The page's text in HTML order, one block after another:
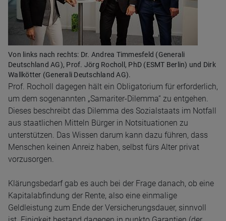
Von links nach rechts: Dr. Andrea Timmesfeld (Generali
Deutschland AG), Prof. Jörg Rocholl, PhD (ESMT Berlin) und Dirk
Wallkötter (Generali Deutschland AG).
Prof. Rocholl dagegen hält ein Obligatorium für erforderlich,
um dem sogenannten „Samariter-Dilemma“ zu entgehen.
Dieses beschreibt das Dilemma des Sozialstaats im Notfall
aus staatlichen Mitteln Bürger in Notsituationen zu
unterstützen. Das Wissen darum kann dazu führen, dass
Menschen keinen Anreiz haben, selbst fürs Alter privat
vorzusorgen.
Klärungsbedarf gab es auch bei der Frage danach, ob eine
Kapitalabfindung der Rente, also eine einmalige
Geldleistung zum Ende der Versicherungsdauer, sinnvoll